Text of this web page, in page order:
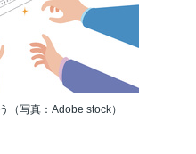
（写真：Adobe stock）